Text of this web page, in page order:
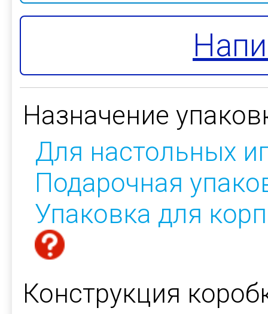
Назначение
Для настольных
Подарочная
Упаковка для
Конструкция